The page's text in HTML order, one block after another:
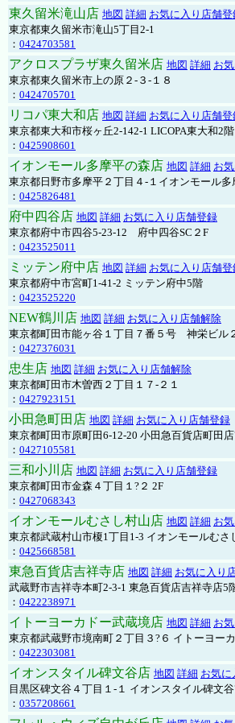
東久留米滝山店 地図 詳細 お気に入り店舗登
東京都東久留米市滝山5丁目2-1
： 0424703581
アクロスプラザ東久留米店 地図 詳細 お
東京都東久留米市上の原２-３-１８
： 0424705701
リコパ東大和店 地図 詳細 お気に入り店舗登
東京都東大和市桜ヶ丘2-142-1 LICOPA東大和2階
： 0425908601
イオンモール多摩平の森店 地図 詳細 お
東京都日野市多摩平２丁目４-１イオンモール多
： 0425826481
府中四谷店 地図 詳細 お気に入り店舗登録
東京都府中市四谷5-23-12 府中四谷SC２F
： 0423525011
ミッテン府中店 地図 詳細 お気に入り店舗登
東京都府中市宮町1-41-2 ミッテン府中5階
： 0423525220
NEW鶴川店 地図 詳細 お気に入り店舗解除
東京都町田市能ヶ谷１丁目７番５号 神栄ビル
： 0427376031
忠生店 地図 詳細 お気に入り店舗解除
東京都町田市木曽西２丁目１７-２１
： 0427923151
小田急町田店 地図 詳細 お気に入り店舗登録
東京都町田市原町田6-12-20 小田急百貨店町田
： 0427105581
三和小川店 地図 詳細 お気に入り店舗登録
東京都町田市金森４丁目１?２ 2F
： 0427068343
イオンモールむさし村山店 地図 詳細 お
東京都武蔵村山市榎1丁目1-3 イオンモールむさ
： 0425668581
東急百貨店吉祥寺店 地図 詳細 お気に入り
武蔵野市吉祥寺本町2-3-1 東急百貨店吉祥寺店5
： 0422238971
イトーヨーカドー武蔵境店 地図 詳細 お
東京都武蔵野市境南町２丁目３?６ イトーヨー
： 0422303081
イオンスタイル碑文谷店 地図 詳細 お気に
目黒区碑文谷４丁目１-１ イオンスタイル碑文
： 0357208661